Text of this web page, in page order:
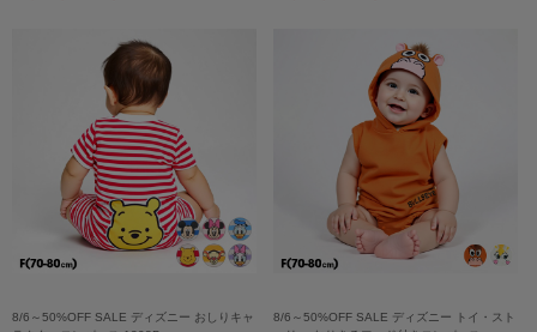
8/6～50%OFF SALE ディズニー おしりキャ
8/6～50%OFF SALE ディズニー トイ・スト